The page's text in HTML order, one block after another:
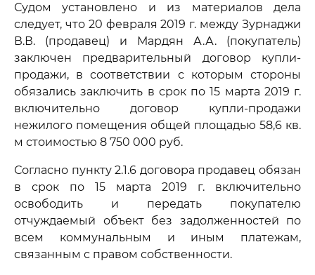
Судом установлено и из материалов дела
следует, что 20 февраля 2019 г. между Зурнаджи
В.В. (продавец) и Мардян А.А. (покупатель)
заключен предварительный договор купли-
продажи, в соответствии с которым стороны
обязались заключить в срок по 15 марта 2019 г.
включительно договор купли-продажи
нежилого помещения общей площадью 58,6 кв.
м стоимостью 8 750 000 руб.
Согласно пункту 2.1.6 договора продавец обязан
в срок по 15 марта 2019 г. включительно
освободить и передать покупателю
отчуждаемый объект без задолженностей по
всем коммунальным и иным платежам,
связанным с правом собственности.